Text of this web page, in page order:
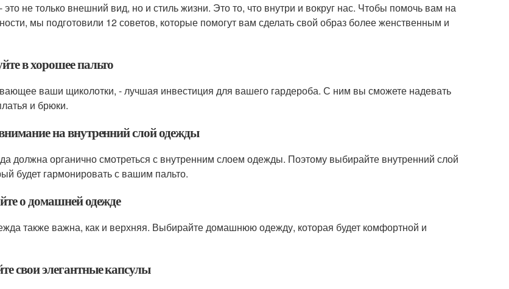
это не только внешний вид, но и стиль жизни. Это то, что внутри и вокруг нас. Чтобы помочь вам на
мы подготовили 12 советов, которые помогут вам сделать свой образ более женственным и
в хорошее пальто
ваши щиколотки, - лучшая инвестиция для вашего гардероба. С ним вы сможете надевать
и брюки.
на внутренний слой одежды
должна органично смотреться с внутренним слоем одежды. Поэтому выбирайте внутренний слой
будет гармонировать с вашим пальто.
о домашней одежде
также важна, как и верхняя. Выбирайте домашнюю одежду, которая будет комфортной и
свои элегантные капсулы